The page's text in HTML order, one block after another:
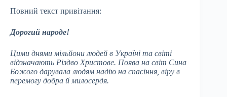
Повний текст привітання:
Дорогий народе!
Цими днями мільйони людей в Україні та світі
відзначають Різдво Христове. Поява на світ Сина
Божого дарувала людям надію на спасіння, віру в
перемогу добра й милосердя.